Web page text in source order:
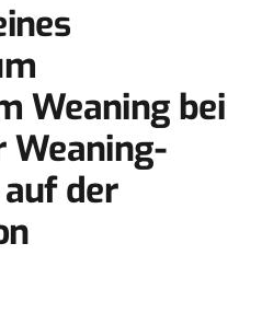
Weaning bei
Weaning-
der